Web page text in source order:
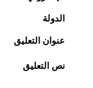
الدولة
عنوان التعليق
نص التعليق